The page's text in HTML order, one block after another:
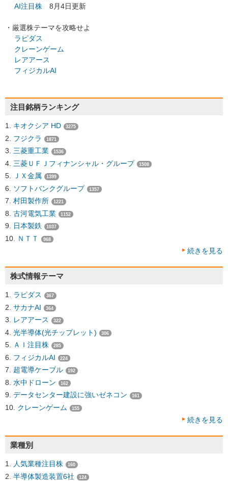
AI注目株 8月4日更新
・厳選株テーマを攻略せよ
ラピダス
クレーンゲーム
レアアース
フィジカルAI
注目銘柄ランキング
キオクシア HD 3275
フジクラ 1871
三菱重工業 1536
三菱ＵＦＪフィナンシャル・グループ 1508
ＪＸ金属 1399
ソフトバンクグループ 1357
村田製作所 1221
古河電気工業 1152
日本製鉄 1037
ＮＴＴ 968
続きを見る
株式情報テーマ
ラピダス 367
サカナAI 364
レアアース 322
光半導体(光チップレット) 306
ＡＩ注目株 285
フィジカルAI 224
超電導ケーブル 192
水中ドローン 162
データセンター建設に強いゼネコン 161
クレーンゲーム 155
続きを見る
業種別
人気業種注目株 160
半導体製造装置6社 124